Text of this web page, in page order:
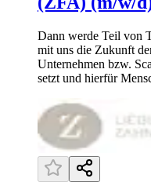
Dann werde Teil von
mit uns die Zukunft
Unternehmen bzw.
setzt und hierfür